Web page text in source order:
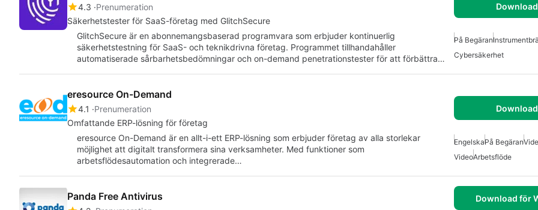
4.3 Prenumeration
Säkerhetstester för SaaS-företag med GlitchSecure
GlitchSecure är en abonnemangsbaserad programvara som erbjuder kontinuerlig
säkerhetstestning för SaaS- och teknikdrivna företag. Programmet tillhandahåller
automatiserade sårbarhetsbedömningar och on-demand penetrationstester för att förbättra…
På Begäran
Cybersäkerhet
eresource On-Demand
4.1
Prenumeration
Omfattande ERP-lösning för företag
eresource On-Demand är en allt-i-ett ERP-lösning som erbjuder företag av alla storlekar
möjlighet att digitalt transformera sina verksamheter. Med funktioner som
arbetsflödesautomation och integrerade…
EngelskaPå Begäran
VideoArbetsflöde
Panda Free Antivirus Download för